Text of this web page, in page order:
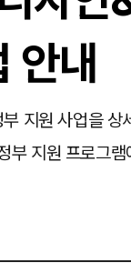
안내
지원 사업을 상
부 지원 프로그